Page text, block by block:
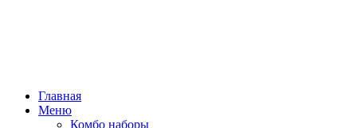
Главная
Меню
Комбо наборы